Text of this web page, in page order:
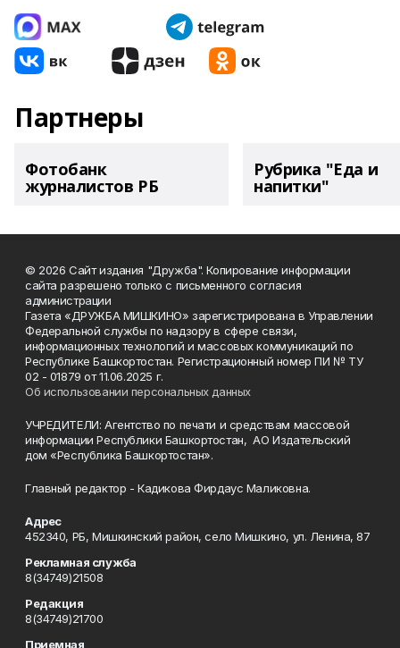
Партнеры
Фотобанк
журналистов РБ
Рубрика "Еда и
напитки"
© 2026 Сайт издания "Дружба". Копирование информации
сайта разрешено только с письменного согласия
администрации
Газета «ДРУЖБА МИШКИНО» зарегистрирована в Управлении
Федеральной службы по надзору в сфере связи,
информационных технологий и массовых коммуникаций по
Республике Башкортостан. Регистрационный номер ПИ № ТУ
02 - 01879 от 11.06.2025 г.
Об использовании персональных данных
УЧРЕДИТЕЛИ: Агентство по печати и средствам массовой
информации Республики Башкортостан, АО Издательский
дом «Республика Башкортостан».
Главный редактор - Кадикова Фирдаус Маликовна.
Адрес
452340, РБ, Мишкинский район, село Мишкино, ул. Ленина, 87
Рекламная служба
8(34749)21508
Редакция
8(34749)21700
Приемная